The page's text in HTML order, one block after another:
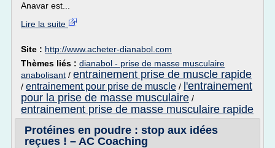
Anavar est...
Lire la suite
Site : http://www.acheter-dianabol.com
Thèmes liés : dianabol - prise de masse musculaire
anabolisant / entrainement prise de muscle rapide
/ entrainement pour prise de muscle / l'entrainement
pour la prise de masse musculaire /
entrainement prise de masse musculaire rapide
Protéines en poudre : stop aux idées
reçues ! – AC Coaching